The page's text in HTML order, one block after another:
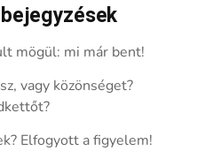
mögül: mi már bent!
vagy közönséget?
Elfogyott a figyelem!